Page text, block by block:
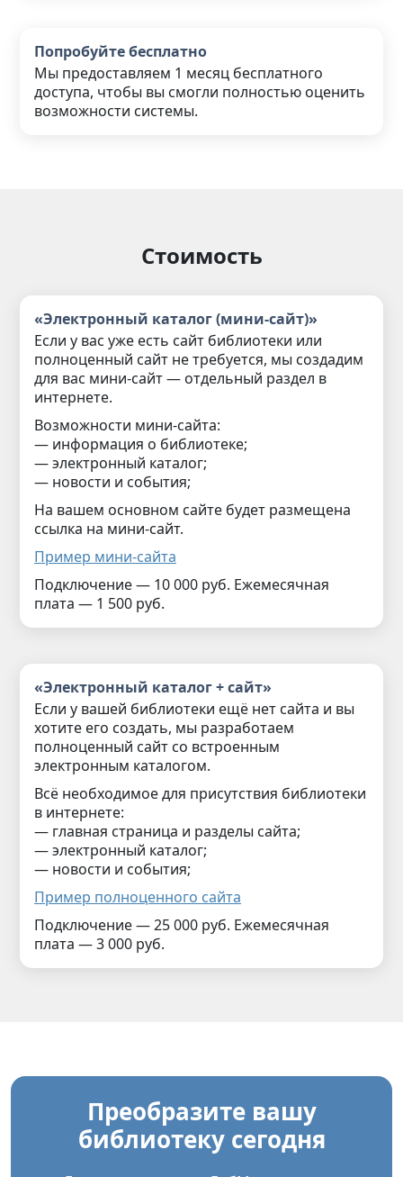
Попробуйте бесплатно
Мы предоставляем 1 месяц бесплатного
доступа, чтобы вы смогли полностью оценить
возможности системы.
Стоимость
«Электронный каталог (мини-сайт)»
Если у вас уже есть сайт библиотеки или
полноценный сайт не требуется, мы создадим
для вас мини-сайт — отдельный раздел в
интернете.
Возможности мини-сайта:
— информация о библиотеке;
— электронный каталог;
— новости и события;
На вашем основном сайте будет размещена
ссылка на мини-сайт.
Пример мини-сайта
Подключение — 10 000 руб. Ежемесячная
плата — 1 500 руб.
«Электронный каталог + сайт»
Если у вашей библиотеки ещё нет сайта и вы
хотите его создать, мы разработаем
полноценный сайт со встроенным
электронным каталогом.
Всё необходимое для присутствия библиотеки
в интернете:
— главная страница и разделы сайта;
— электронный каталог;
— новости и события;
Пример полноценного сайта
Подключение — 25 000 руб. Ежемесячная
плата — 3 000 руб.
Преобразите вашу
библиотеку сегодня